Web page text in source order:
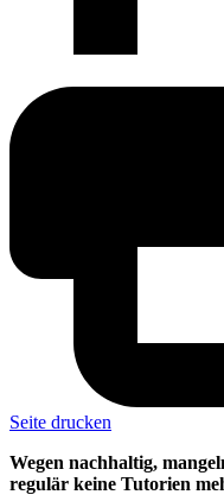
Seite drucken
Wegen nachhaltig,
regulär keine Tutorien